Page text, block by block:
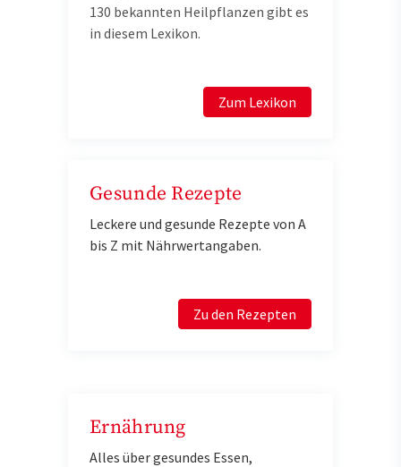
130 bekannten Heilpflanzen gibt es
in diesem Lexikon.
Zum Lexikon
Gesunde Rezepte
Leckere und gesunde Rezepte von A
bis Z mit Nährwertangaben.
Zu den Rezepten
Ernährung
Alles über gesundes Essen,